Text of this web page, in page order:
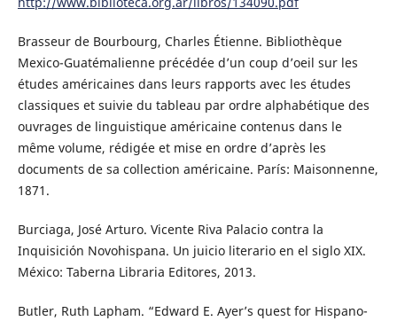
Brasseur de Bourbourg, Charles Étienne. Bibliothèque
Mexico-Guatémalienne précédée d’un coup d’oeil sur les
études américaines dans leurs rapports avec les études
classiques et suivie du tableau par ordre alphabétique des
ouvrages de linguistique américaine contenus dans le
même volume, rédigée et mise en ordre d’après les
documents de sa collection américaine. París: Maisonnenne,
1871.
Burciaga, José Arturo. Vicente Riva Palacio contra la
Inquisición Novohispana. Un juicio literario en el siglo XIX.
México: Taberna Libraria Editores, 2013.
Butler, Ruth Lapham. “Edward E. Ayer’s quest for Hispano-